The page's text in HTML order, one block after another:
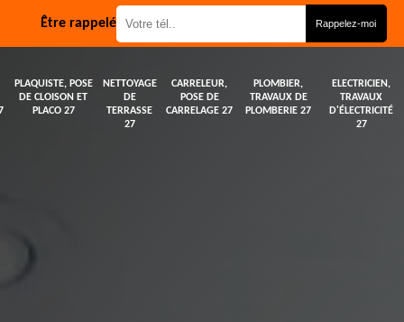
Être rappelé
PLAQUISTE, POSE
DE CLOISON ET
PLACO 27
NETTOYAGE
DE
TERRASSE
27
CARRELEUR,
POSE DE
CARRELAGE 27
PLOMBIER,
TRAVAUX DE
PLOMBERIE 27
ELECTRICIEN,
TRAVAUX
D'ÉLECTRICITÉ
27